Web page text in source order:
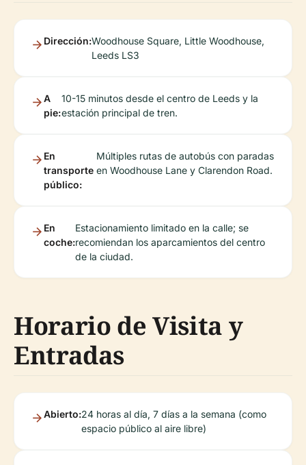
Dirección:Woodhouse Square, Little Woodhouse,
Leeds LS3
A
pie:
10-15 minutos desde el centro de Leeds y la
estación principal de tren.
En
transporte
público:
Múltiples rutas de autobús con paradas
en Woodhouse Lane y Clarendon Road.
En
coche:
Estacionamiento limitado en la calle; se
recomiendan los aparcamientos del centro
de la ciudad.
Horario de Visita y
Entradas
Abierto:24 horas al día, 7 días a la semana (como
espacio público al aire libre)